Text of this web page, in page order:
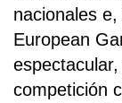
nacionales
European
competición